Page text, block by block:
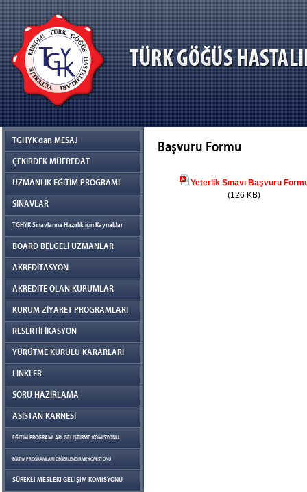
TGHYK'dan MESAJ
ÇEKİRDEK MÜFREDAT
UZMANLIK EĞİTİM PROGRAMI
SINAVLAR
TGHYK Sınavlarına Hazırlık için Kaynaklar
BOARD BELGELİ UZMANLAR
AKREDİTASYON
AKREDİTE OLAN KURUMLAR
KURUM ZİYARET PROGRAMLARI
RESERTİFİKASYON
YÜRÜTME KURULU KARARLARI
LİNKLER
SORU HAZIRLAMA
ASİSTAN KARNESİ
EĞITIM PROGRAMLARI GELIŞTIRME KOMISYONU
EĞITIM PROGRAMLARI DEĞERLENDIRME KOMISYONU
SÜREKLI MESLEKI GELIŞIM KOMISYONU
Başvuru Formu
Yeterlik Sınavı Başvuru
(126 KB)